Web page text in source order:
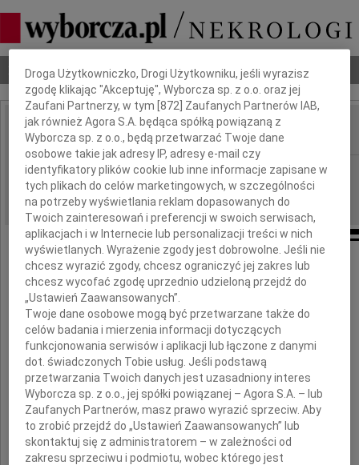
Nekrologi Odeszli Poradnik pogrzebowy
IMIĘ I NAZWISKO:
REGION: Gdańsk
DATA EMISJI: 20.07.2011
przyjąłem wiadomość o śmierci
Przyjaciela
Jarosława Pyzika
Dbamy o Twoją prywatność
Droga Użytkowniczko, Drogi Użytkowniku, jeśli wyrazisz
zgodę klikając "Akceptuję", Wyborcza sp. z o.o. oraz jej
Zaufani Partnerzy, w tym [872] Zaufanych Partnerów IAB,
jak również Agora S.A. będąca spółką powiązaną z
Wyborcza sp. z o.o., będą przetwarzać Twoje dane
osobowe takie jak adresy IP, adresy e-mail czy
identyfikatory plików cookie lub inne informacje zapisane w
tych plikach do celów marketingowych, w szczególności
na potrzeby wyświetlania reklam dopasowanych do
Twoich zainteresowań i preferencji w swoich serwisach,
aplikacjach i w Internecie lub personalizacji treści w nich
wyświetlanych. Wyrażenie zgody jest dobrowolne. Jeśli nie
chcesz wyrazić zgody, chcesz ograniczyć jej zakres lub
chcesz wycofać zgodę uprzednio udzieloną przejdź do
„Ustawień Zaawansowanych”.
Twoje dane osobowe mogą być przetwarzane także do
celów badania i mierzenia informacji dotyczących
funkcjonowania serwisów i aplikacji lub łączone z danymi
dot. świadczonych Tobie usług. Jeśli podstawą
przetwarzania Twoich danych jest uzasadniony interes
Wyborcza sp. z o.o., jej spółki powiązanej – Agora S.A. – lub
Zaufanych Partnerów, masz prawo wyrazić sprzeciw. Aby
to zrobić przejdź do „Ustawień Zaawansowanych” lub
skontaktuj się z administratorem – w zależności od
zakresu sprzeciwu i podmiotu, wobec którego jest